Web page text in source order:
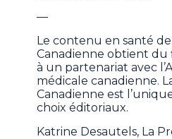
—
Le contenu en santé de
Canadienne obtient
à un partenariat avec
médicale canadienne.
Canadienne est
choix éditoriaux.
Katrine Desautels, La